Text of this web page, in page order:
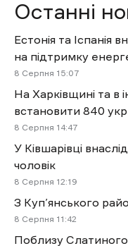
Останні
Естонія та Іспанія
на підтримку
8 Cерпня 15:07
На Харківщині та в
встановити 840
8 Cерпня 14:47
У Ківшарівці
чоловік
8 Cерпня 12:19
З Куп’янського
8 Cерпня 11:42
Поблизу Слатиного